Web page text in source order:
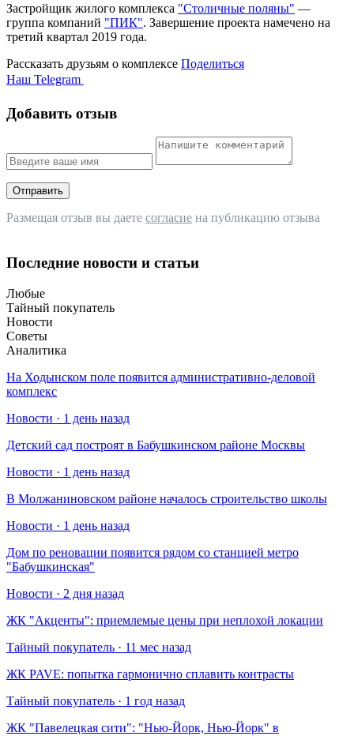
Застройщик жилого комплекса "Столичные поляны" —
группа компаний "ПИК". Завершение проекта намечено на
третий квартал 2019 года.
Рассказать друзьям о комплексе Поделиться
Наш Telegram
Добавить отзыв
Отправить
Размещая отзыв вы даете согласие на публикацию отзыва
Последние новости и статьи
Любые
Тайный покупатель
Новости
Советы
Аналитика
На Ходынском поле появится административно-деловой
комплекс
Новости · 1 день назад
Детский сад построят в Бабушкинском районе Москвы
Новости · 1 день назад
В Молжаниновском районе началось строительство школы
Новости · 1 день назад
Дом по реновации появится рядом со станцией метро
"Бабушкинская"
Новости · 2 дня назад
​ЖК "Акценты": приемлемые цены при неплохой локации
Тайный покупатель · 11 мес назад
​ЖК PAVE: попытка гармонично сплавить контрасты
Тайный покупатель · 1 год назад
​ЖК "Павелецкая сити": "Нью-Йорк, Нью-Йорк" в